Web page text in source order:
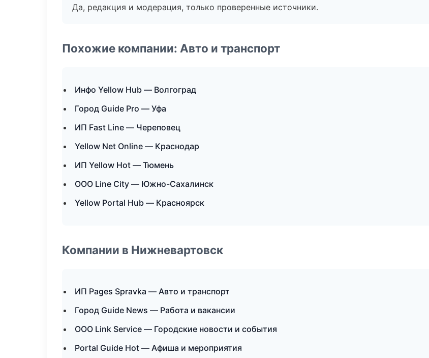
Да, редакция и модерация, только проверенные источники.
Похожие компании: Авто и транспорт
Инфо Yellow Hub — Волгоград
Город Guide Pro — Уфа
ИП Fast Line — Череповец
Yellow Net Online — Краснодар
ИП Yellow Hot — Тюмень
ООО Line City — Южно-Сахалинск
Yellow Portal Hub — Красноярск
Компании в Нижневартовск
ИП Pages Spravka — Авто и транспорт
Город Guide News — Работа и вакансии
ООО Link Service — Городские новости и события
Portal Guide Hot — Афиша и мероприятия